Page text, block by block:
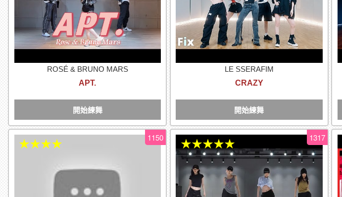
ROSÉ & BRUNO MARS
APT.
開始練舞
LE SSERAFIM
CRAZY
開始練舞
1150
★★★★
1317
★★★★★